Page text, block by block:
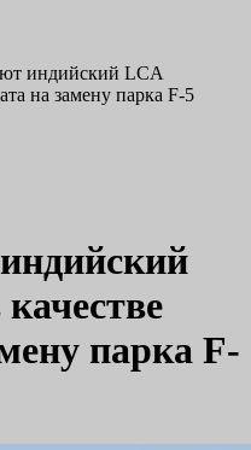
индийский LCA
на замену парка F-5
парка F-